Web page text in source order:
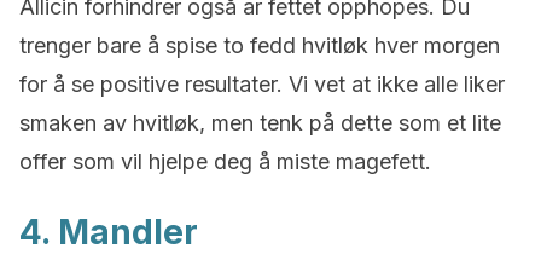
Allicin forhindrer også ar fettet opphopes. Du
trenger bare å spise to fedd hvitløk hver morgen
for å se positive resultater. Vi vet at ikke alle liker
smaken av hvitløk, men tenk på dette som et lite
offer som vil hjelpe deg å miste magefett.
4. Mandler